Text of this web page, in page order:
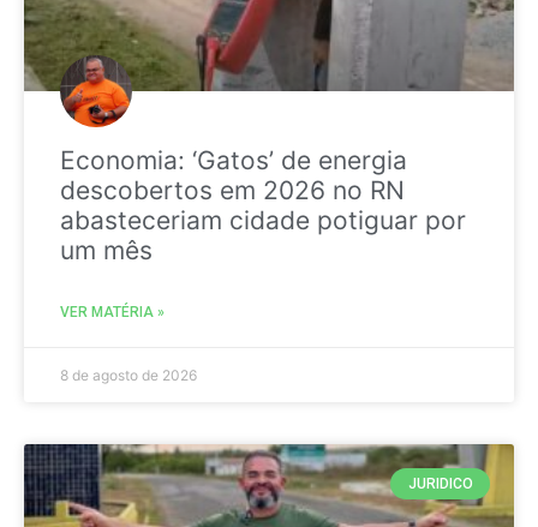
Economia: ‘Gatos’ de energia
descobertos em 2026 no RN
abasteceriam cidade potiguar por
um mês
VER MATÉRIA »
8 de agosto de 2026
JURIDICO